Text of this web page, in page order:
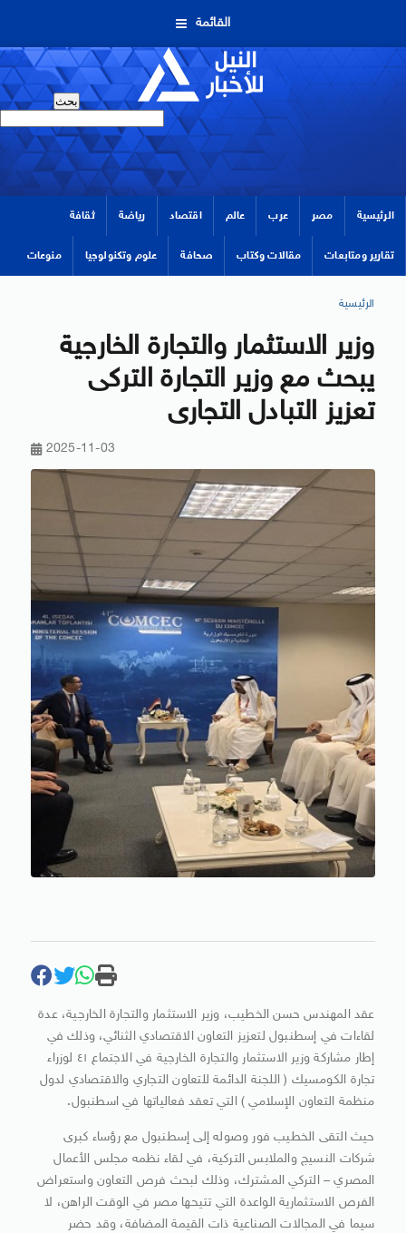
القائمة
الرئيسية مصر عرب عالم اقتصاد رياضة ثقافة
تقارير ومتابعات مقالات وكتاب صحافة علوم وتكنولوجيا منوعات
الرئيسية
وزير الاستثمار والتجارة الخارجية
يبحث مع وزير التجارة التركى
تعزيز التبادل التجارى
2025-11-03
عقد المهندس حسن الخطيب، وزير الاستثمار والتجارة الخارجية، عدة
لقاءات في إسطنبول لتعزيز التعاون الاقتصادي الثنائي، وذلك في
إطار مشاركة وزير الاستثمار والتجارة الخارجية في الاجتماع ٤١ لوزراء
تجارة الكومسيك ( اللجنة الدائمة للتعاون التجاري والاقتصادي لدول
منظمة التعاون الإسلامي ) التي تعقد فعالياتها في اسطنبول.
حيث التقى الخطيب فور وصوله إلى إسطنبول مع رؤساء كبرى
شركات النسيج والملابس التركية، في لقاء نظمه مجلس الأعمال
المصري – التركي المشترك، وذلك لبحث فرص التعاون واستعراض
الفرص الاستثمارية الواعدة التي تتيحها مصر في الوقت الراهن، لا
سيما في المجالات الصناعية ذات القيمة المضافة، وقد حضر